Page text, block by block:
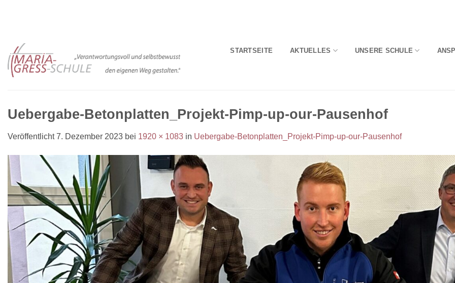
STARTSEITE AKTUELLES UNSERE SCHULE
Uebergabe-Betonplatten_Projekt-Pimp-up-our-Pausenhof
Veröffentlicht7. Dezember 2023 bei 1920 × 1083 in Uebergabe-Betonplatten_Projekt-Pimp-up-our-Pausenhof